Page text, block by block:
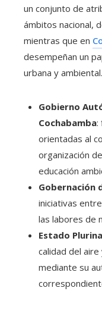
un conjunto de
ámbitos nacional,
mientras que en
desempeñan un
urbana y ambiental.
Gobierno
Cochabamba:
orientadas al
organización
educación
Gobernación
iniciativas
las labores de
Estado
calidad del
mediante su